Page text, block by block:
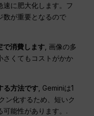
速に肥大化します。フ
数が重要となるので
で消費します , 画像の多
さくてもコストがかか
る方法です , Geminiは1
ン化するため、短いク
可能性があります。.